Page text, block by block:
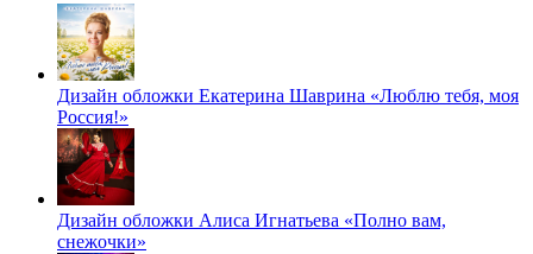
Дизайн обложки Екатерина Шаврина «Люблю тебя, моя
Россия!»
Дизайн обложки Алиса Игнатьева «Полно вам,
снежочки»